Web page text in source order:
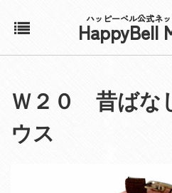
ハッピーベル公式ネ
HappyBell
アカウント
カート
Ｗ２０ 昔ばな
ウス